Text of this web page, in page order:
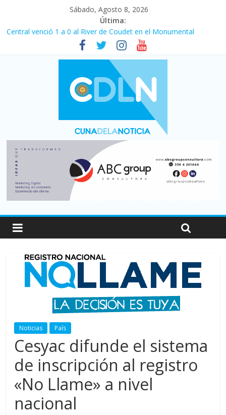
Sábado, Agosto 8, 2026
Última:
Central venció 1 a 0 al River de Coudet en el Monumental
La morosidad alcanzó su nivel más alto en dos décadas y ya
afecta a 400 mil deudores en Santa Fe
Desde que asumió Milei cerraron 41.000 kioscos: el sector
denuncia crisis como en 2001
Vacaciones de invierno con más movimiento y consumo
turístico: 4,6 millones de personas viajaron por el país, un 5,9%
Fuerte caída de la venta de autos usados en julio: bajó un 12,6%
Noticias País
Cesyac difunde el sistema
de inscripción al registro
«No Llame» a nivel
nacional